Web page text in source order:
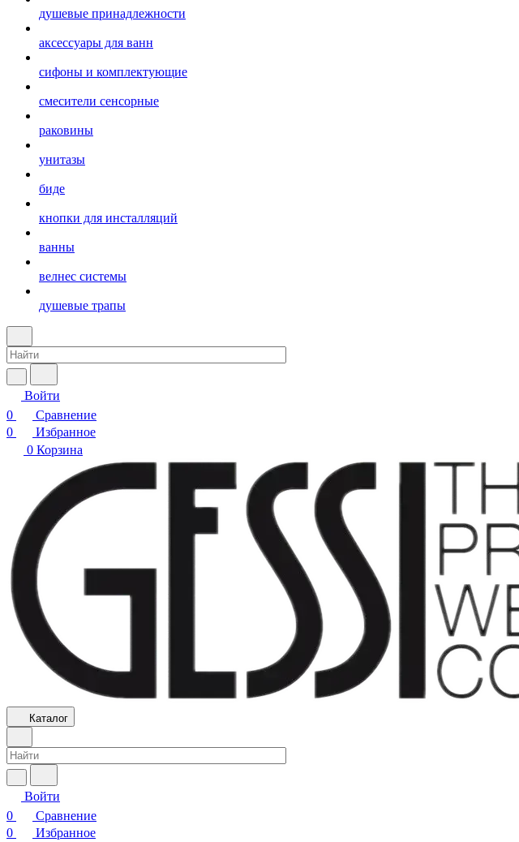
душевые принадлежности
аксессуары для ванн
сифоны и комплектующие
смесители сенсорные
раковины
унитазы
биде
кнопки для инсталляций
ванны
велнес системы
душевые трапы
Войти
0
Сравнение
0
Избранное
0 Корзина
Каталог
Войти
0
Сравнение
0
Избранное